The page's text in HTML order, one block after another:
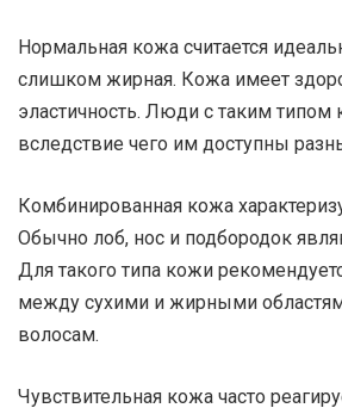
Нормальная кожа считается
слишком жирная. Кожа имеет
эластичность. Люди с таким
вследствие чего им доступны
Комбинированная кожа
Обычно лоб, нос и подбородок
Для такого типа кожи
между сухими и жирными
волосам.
Чувствительная кожа часто